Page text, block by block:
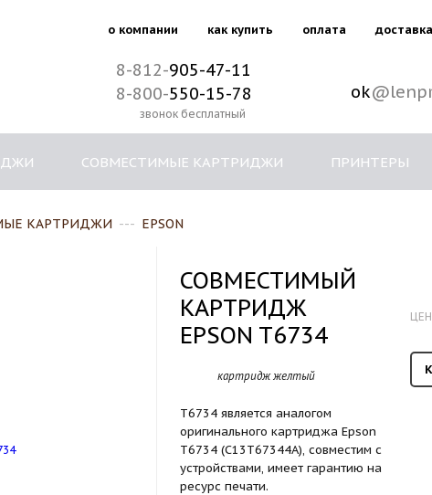
о компании как купить оплата доставка
8-812-905-47-11
8-800-550-15-78
звонок бесплатный
ok
СОВМЕСТИМЫЕ КАРТРИДЖИ ПРИНТЕРЫ
КАРТРИДЖИ --- EPSON
СОВМЕСТИМЫЙ
КАРТРИДЖ
EPSON T6734
картридж желтый
T6734 является аналогом
оригинального картриджа Epson
T6734 (C13T67344A), совместим с
устройствами, имеет гарантию на
ресурс печати.